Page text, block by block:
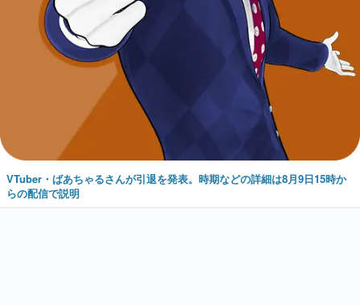
VTuber・ばあちゃるさんが引退を発表。時期などの詳細は8月9日15時か
らの配信で説明